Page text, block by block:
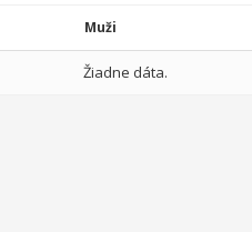
Muži
Žiadne dáta.